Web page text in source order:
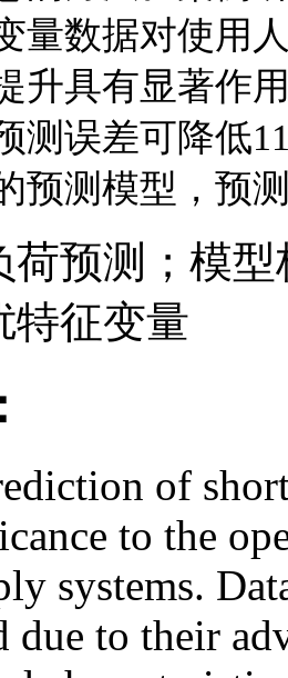
量数据对使用
升具有显著作
测误差可降低
预测模型，预
荷预测；模
特征变量
of
to the
systems.
due to their